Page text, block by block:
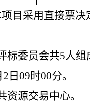
项目采用直接票
标委员会共5人组
2 日 09时00分。
资源交易中心。